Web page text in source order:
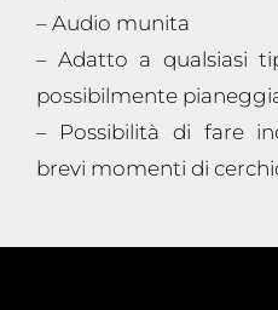
– Audio munita
– Adatto a qualsiasi
possibilmente
– Possibilità di fare
brevi momenti di